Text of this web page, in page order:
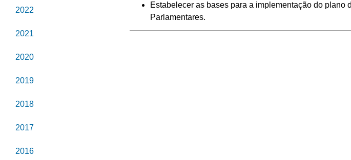
2022
2021
2020
2019
2018
2017
2016
Estabelecer as bases para a implementação do plano
Parlamentares.